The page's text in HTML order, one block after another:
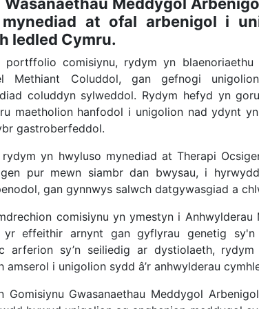
at ofal arbenigol i
ledled Cymru.
portffolio comisiynu, rydym yn
Methiant Coluddol, gan gefnogi
coluddyn sylweddol. Rydym hefyd yn
maetholion hanfodol i unigolion nad ydynt
gastroberfeddol.
yn hwyluso mynediad at Therapi
pur mewn siambr dan bwysau, i
gan gynnwys salwch datgywasgiad a
comisiynu yn ymestyn i
yr effeithir arnynt gan gyflyrau genetig
arferion sy’n seiliedig ar dystiolaeth,
amserol i unigolion sydd â’r anhwylderau
Gomisiynu Gwasanaethau Meddygol